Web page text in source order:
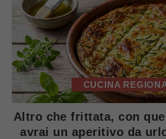
CUCINA
Altro che frittata, con
avrai un aperitivo da